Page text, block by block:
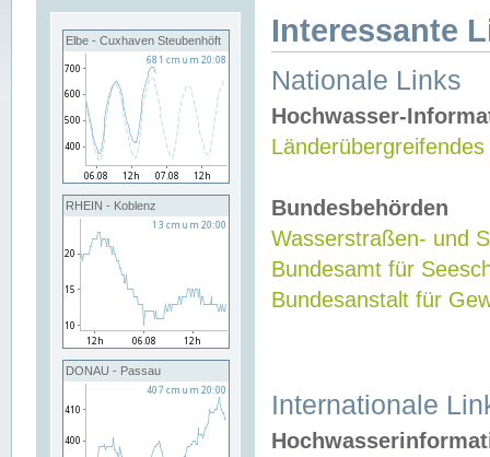
Elbe - Cuxhaven Steubenhöft
RHEIN - Koblenz
DONAU - Passau
Interessante
Nationale Links
Hochwasser-
Bundesbehörden
Wasserstraßen- und
Bundesamt für
Bundesanstalt für
Internationale